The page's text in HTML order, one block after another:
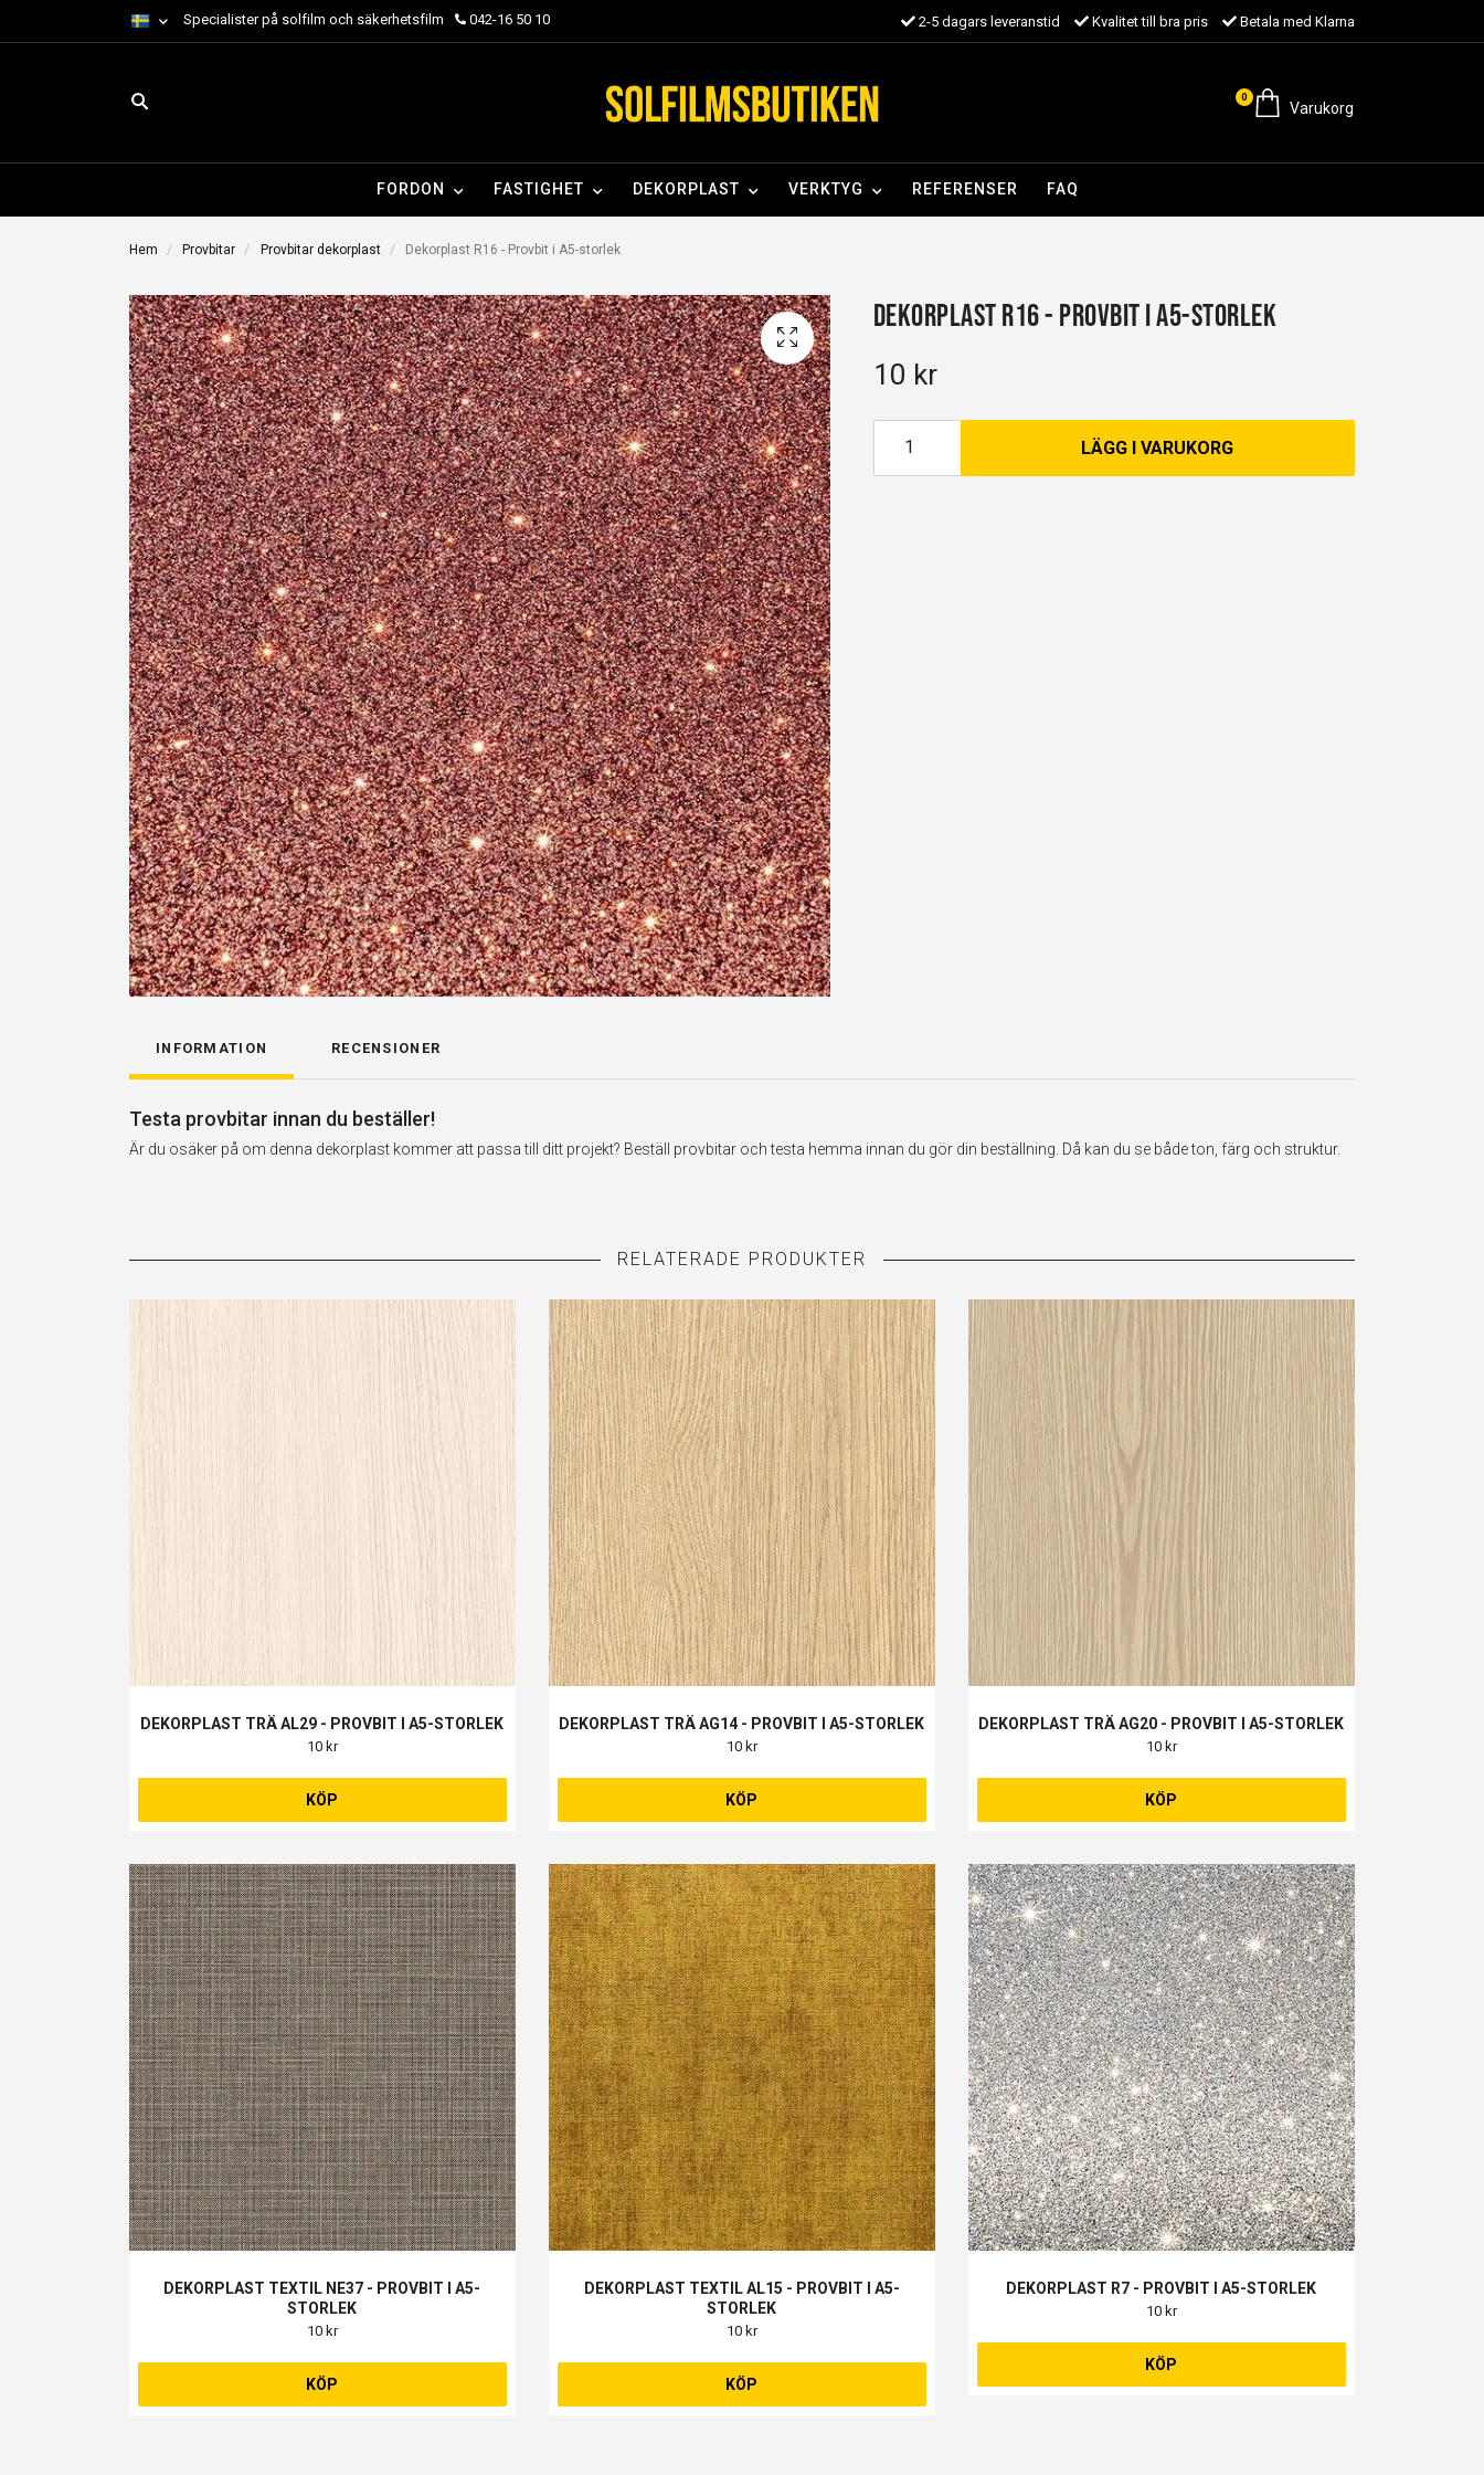
Specialister på solfilm och säkerhetsfilm 042-16 50 10 2-5 dagars leveranstid Kvalitet till bra pris Betala med Klarna
0
Varukorg
FORDON FASTIGHET DEKORPLAST VERKTYG REFERENSER FAQ
Hem Provbitar Provbitar dekorplast Dekorplast R16 - Provbit i A5-storlek
Dekorplast R16 - Provbit i A5-storlek
10 kr
LÄGG I VARUKORG
INFORMATION RECENSIONER
Testa provbitar innan du beställer!
Är du osäker på om denna dekorplast kommer att passa till ditt projekt? Beställ provbitar och testa hemma innan du gör din beställning. Då kan du se både ton, färg och struktur.
DEKORPLAST TRÄ AL29 - PROVBIT I A5-STORLEK
10 kr
KÖP
DEKORPLAST TRÄ AG14 - PROVBIT I A5-STORLEK
10 kr
KÖP
DEKORPLAST TRÄ AG20 - PROVBIT I A5-STORLEK
10 kr
KÖP
DEKORPLAST TEXTIL NE37 - PROVBIT I A5-
STORLEK
10 kr
KÖP
DEKORPLAST TEXTIL AL15 - PROVBIT I A5-
STORLEK
10 kr
KÖP
DEKORPLAST R7 - PROVBIT I A5-STORLEK
10 kr
KÖP